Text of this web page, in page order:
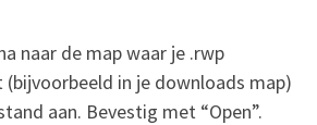
naar de map waar je .rwp
in je downloads map)
aan. Bevestig met “Open”.